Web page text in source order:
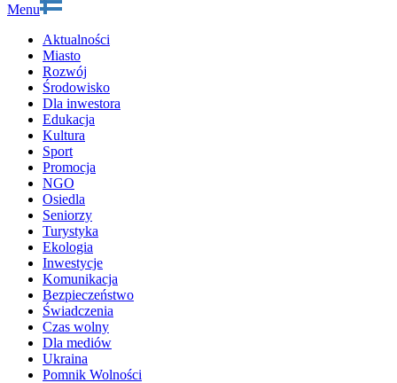
Menu
Aktualności
Miasto
Rozwój
Środowisko
Dla inwestora
Edukacja
Kultura
Sport
Promocja
NGO
Osiedla
Seniorzy
Turystyka
Ekologia
Inwestycje
Komunikacja
Bezpieczeństwo
Świadczenia
Czas wolny
Dla mediów
Ukraina
Pomnik Wolności